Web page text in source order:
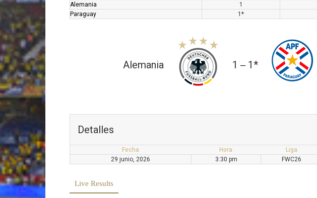
Alemania
1
Paraguay
1*
Alemania 1 — 1*
Detalles
Fecha Hora Liga
29 junio, 2026
3:30 pm FWC26
Live Results